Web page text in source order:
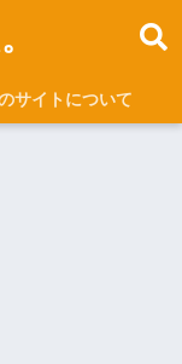
サイトについて